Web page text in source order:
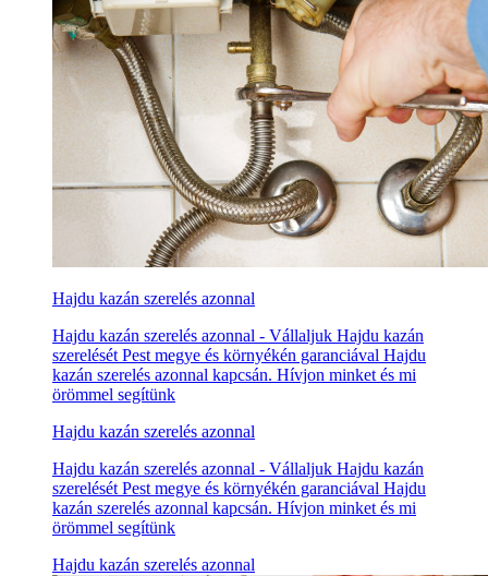
Hajdu kazán szerelés azonnal
Hajdu kazán szerelés azonnal - Vállaljuk Hajdu kazán
szerelését Pest megye és környékén garanciával Hajdu
kazán szerelés azonnal kapcsán. Hívjon minket és mi
örömmel segítünk
Hajdu kazán szerelés azonnal
Hajdu kazán szerelés azonnal - Vállaljuk Hajdu kazán
szerelését Pest megye és környékén garanciával Hajdu
kazán szerelés azonnal kapcsán. Hívjon minket és mi
örömmel segítünk
Hajdu kazán szerelés azonnal